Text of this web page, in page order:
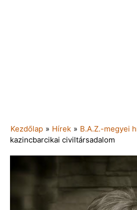
Kezdőlap » Hírek » B.A.Z.-megyei
kazincbarcikai civiltársadalom